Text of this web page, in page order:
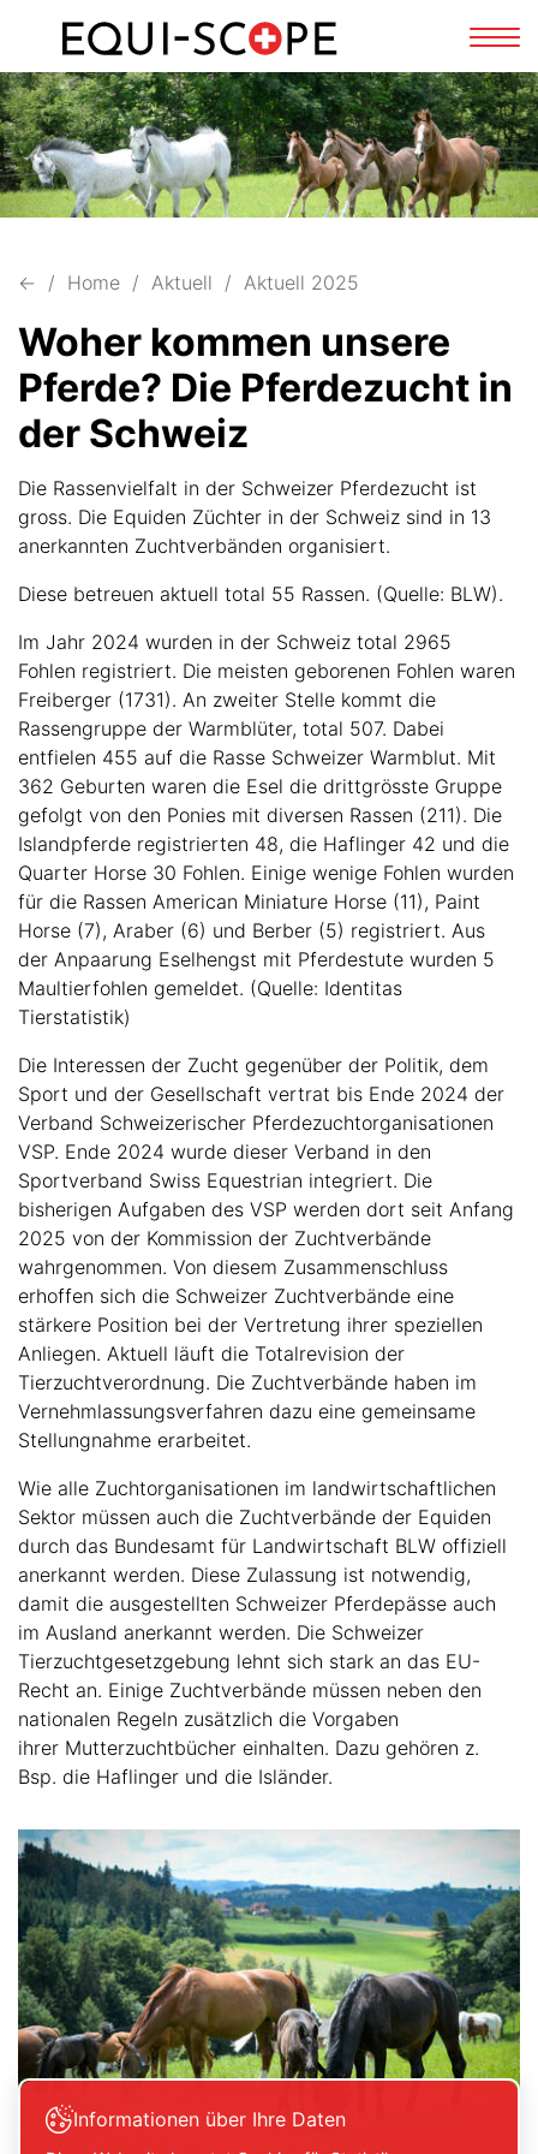
DE
← Home Aktuell Aktuell 2025
Woher kommen unsere
Pferde? Die Pferdezucht in
der Schweiz
Die Rassenvielfalt in der Schweizer Pferdezucht ist
gross. Die Equiden Züchter in der Schweiz sind in 13
anerkannten Zuchtverbänden organisiert.
Diese betreuen aktuell total 55 Rassen. (Quelle: BLW).
Im Jahr 2024 wurden in der Schweiz total 2965
Fohlen registriert. Die meisten geborenen Fohlen waren
Freiberger (1731). An zweiter Stelle kommt die
Rassengruppe der Warmblüter, total 507. Dabei
entfielen 455 auf die Rasse Schweizer Warmblut. Mit
362 Geburten waren die Esel die drittgrösste Gruppe
gefolgt von den Ponies mit diversen Rassen (211). Die
Islandpferde registrierten 48, die Haflinger 42 und die
Quarter Horse 30 Fohlen. Einige wenige Fohlen wurden
für die Rassen American Miniature Horse (11), Paint
Horse (7), Araber (6) und Berber (5) registriert. Aus
der Anpaarung Eselhengst mit Pferdestute wurden 5
Maultierfohlen gemeldet. (Quelle: Identitas
Tierstatistik)
Die Interessen der Zucht gegenüber der Politik, dem
Sport und der Gesellschaft vertrat bis Ende 2024 der
Verband Schweizerischer Pferdezuchtorganisationen
VSP. Ende 2024 wurde dieser Verband in den
Sportverband Swiss Equestrian integriert. Die
bisherigen Aufgaben des VSP werden dort seit Anfang
2025 von der Kommission der Zuchtverbände
wahrgenommen. Von diesem Zusammenschluss
erhoffen sich die Schweizer Zuchtverbände eine
stärkere Position bei der Vertretung ihrer speziellen
Anliegen. Aktuell läuft die Totalrevision der
Tierzuchtverordnung. Die Zuchtverbände haben im
Vernehmlassungsverfahren dazu eine gemeinsame
Stellungnahme erarbeitet.
Wie alle Zuchtorganisationen im landwirtschaftlichen
Sektor müssen auch die Zuchtverbände der Equiden
durch das Bundesamt für Landwirtschaft BLW offiziell
anerkannt werden. Diese Zulassung ist notwendig,
damit die ausgestellten Schweizer Pferdepässe auch
im Ausland anerkannt werden. Die Schweizer
Tierzuchtgesetzgebung lehnt sich stark an das EU-
Recht an. Einige Zuchtverbände müssen neben den
nationalen Regeln zusätzlich die Vorgaben
ihrer Mutterzuchtbücher einhalten. Dazu gehören z.
Bsp. die Haflinger und die Isländer.
Informationen über Ihre Daten